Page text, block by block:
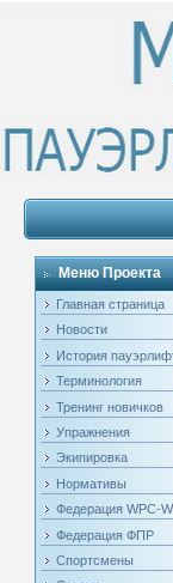
Меню Проекта
Главная страница
Новости
История
Терминология
Тренинг новичков
Упражнения
Экипировка
Нормативы
Федерация WPC-
Федерация ФПР
Спортсмены